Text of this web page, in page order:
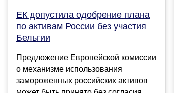
ЕК допустила одобрение плана
по активам России без участия
Бельгии
Предложение Европейской комиссии
о механизме использования
замороженных российских активов